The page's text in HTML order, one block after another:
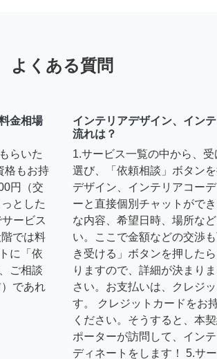
よくある質問
金相場
らいた
格もお持
円（交
とした
ービス
では料
に「依
ご相談
であれ
インテリアデザイン、イン
流れは？
1.サービス一覧の中から、
選び、「依頼相談」ボタン
デザイン、インテリアコー
ーと直接個別チャットがで
な内容、希望日時、場所な
い。ここで金額などの交渉
き受ける」ボタンを押した
りますので、詳細が決まり
さい。お支払いは、クレジ
す。 クレジットカードをお
ください。そうすると、本
ポーターが訪問して、イン
ディネートをします！ 5.サ